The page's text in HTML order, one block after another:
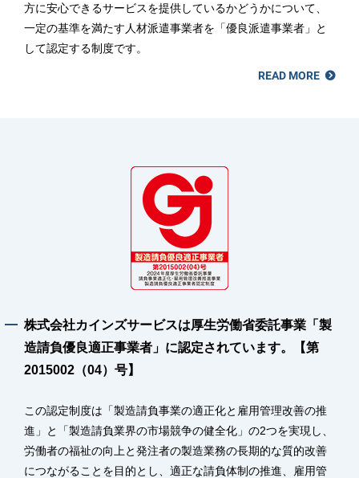
方に安心できるサービスを提供しているかどうかについて、
一定の基準を満たす人材派遣事業者を「優良派遣事業者」と
して認定する制度です。
READ MORE
株式会社カインズサービスは厚生労働省委託事業「製
造請負優良適正事業者」に認定されています。【第
2015002（04）号】
この認定制度は「製造請負事業の適正化と雇用管理改善の推
進」と「製造請負業界の市場競争の健全化」の2つを実現し、
労働者の福祉の向上と発注者の製造業務の長期的な質的改善
につながることを目的とし、適正な請負体制の推進、雇用管